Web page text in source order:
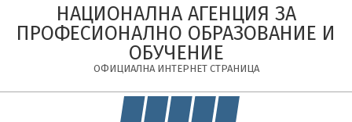
НАЦИОНАЛНА АГЕНЦИЯ ЗА
ПРОФЕСИОНАЛНО ОБРАЗОВАНИЕ И
ОБУЧЕНИЕ
ОФИЦИАЛНА ИНТЕРНЕТ СТРАНИЦА